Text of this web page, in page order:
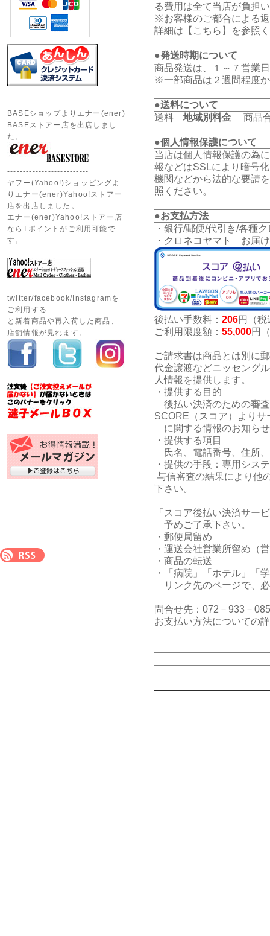
る費用は全て当店が負担
※お客様のご都合による
詳細は【 こちら 】を参照
●発送時期について
商品発送は、１～７営業
※一部商品は２週間程度
●送料について
送料 地域別料金 商品合
●個人情報保護について
当店は個人情報保護の為
報などはSSLにより暗号
機関などから法的な要請
照ください。
●お支払方法
・銀行/郵便/代引き/各種
・クロネコヤマト お届
後払い手数料： 206円（税
ご利用限度額： 55,000円
ご請求書は商品とは別に
代金譲渡などニッセング
人情報を提供します。
・提供する目的
後払い決済のための審
SCORE（スコア）よりサ
に関する情報のお知ら
・提供する項目
氏名、電話番号、住所
・提供の手段：専用シス
与信審査の結果により他
下さい。
「スコア後払い決済サー
予めご了承下さい。
・郵便局留め
・運送会社営業所留め（
・商品の転送
・「病院」「ホテル」「
リンク先のページで、
問合せ先：072－933－
お支払い方法についての
BASEショップよりエナー(ener)
BASEストアー店を出店しまし
た。
--------------------------
ヤフー(Yahoo!)ショッピングよ
りエナー(ener)Yahoo!ストアー
店を出店しました。
エナー(ener)Yahoo!ストアー店
ならTポイントがご利用可能で
す。
twitter/facebook/Instagramを
ご利用する
と新着商品や再入荷した商品、
店舗情報が見れます。